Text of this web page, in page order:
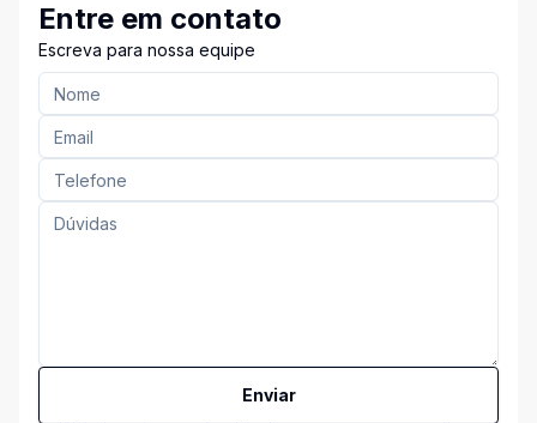
Entre em contato
Escreva para nossa equipe
Enviar